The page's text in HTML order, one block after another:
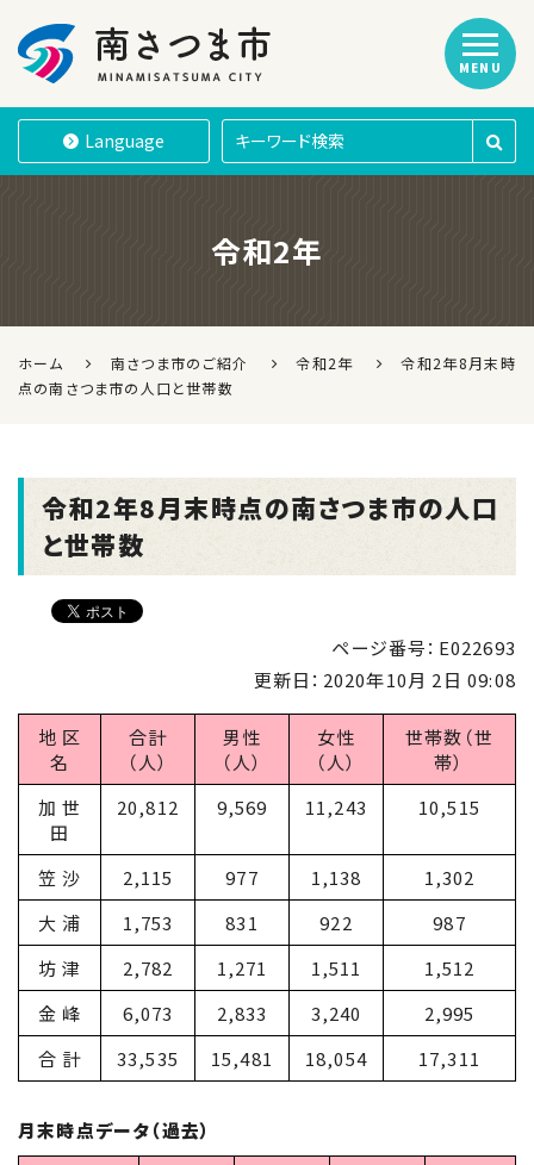
南さつま市
Language
MENU
令和2年
ホーム 南さつま市のご紹介 令和2年
令和2年8月末時
点の南さつま市の人口と世帯数
令和2年8月末時点の南さつま市の人口
と世帯数
ページ番号：E022693
更新日： 2020年10月 2日 09:08
地 区
名
合計
（人）
男性
（人）
女性
（人）
世帯数（世
帯）
加 世
田
20,812 9,569 11,243 10,515
笠 沙 2,115 977 1,138
1,302
大 浦
1,753 831 922
987
坊 津
2,782 1,271 1,511
1,512
金 峰
6,073 2,833 3,240
2,995
合 計
33,535 15,481 18,054 17,311
月末時点データ（過去）